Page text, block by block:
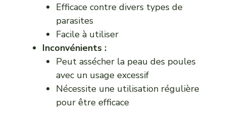
Efficace contre divers types de
parasites
Facile à utiliser
Inconvénients :
Peut assécher la peau des poules
avec un usage excessif
Nécessite une utilisation régulière
pour être efficace